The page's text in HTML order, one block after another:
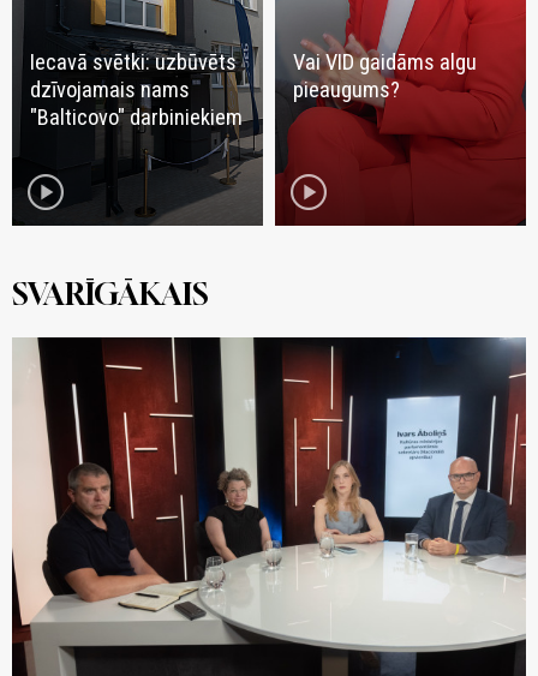
Iecavā svētki: uzbūvēts
dzīvojamais nams
"Balticovo" darbiniekiem
play_circle
Vai VID gaidāms algu
pieaugums?
play_circle
SVARĪGĀKAIS